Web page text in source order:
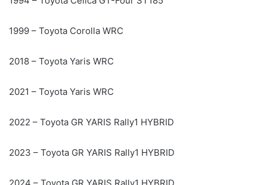
1999 – Toyota Corolla WRC
2018 – Toyota Yaris WRC
2021 – Toyota Yaris WRC
2022 – Toyota GR YARIS Rally1 HYBRID
2023 – Toyota GR YARIS Rally1 HYBRID
2024 – Toyota GR YARIS Rally1 HYBRID